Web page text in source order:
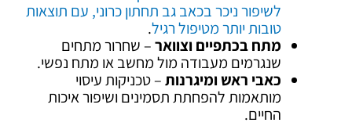
לשיפור ניכר בכאב גב תחתון כרוני, עם תוצאות
טובות יותר מטיפול רגיל.
מתח בכתפיים וצוואר– שחרור מתחים
שנגרמים מעבודה מול מחשב או מתח נפשי.
כאבי ראש ומיגרנות– טכניקות עיסוי
מותאמות להפחתת תסמינים ושיפור איכות
החיים.